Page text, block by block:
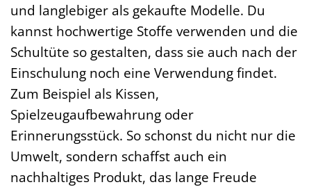
und langlebiger als gekaufte Modelle. Du
kannst hochwertige Stoffe verwenden und die
Schultüte so gestalten, dass sie auch nach der
Einschulung noch eine Verwendung findet.
Zum Beispiel als Kissen,
Spielzeugaufbewahrung oder
Erinnerungsstück. So schonst du nicht nur die
Umwelt, sondern schaffst auch ein
nachhaltiges Produkt, das lange Freude